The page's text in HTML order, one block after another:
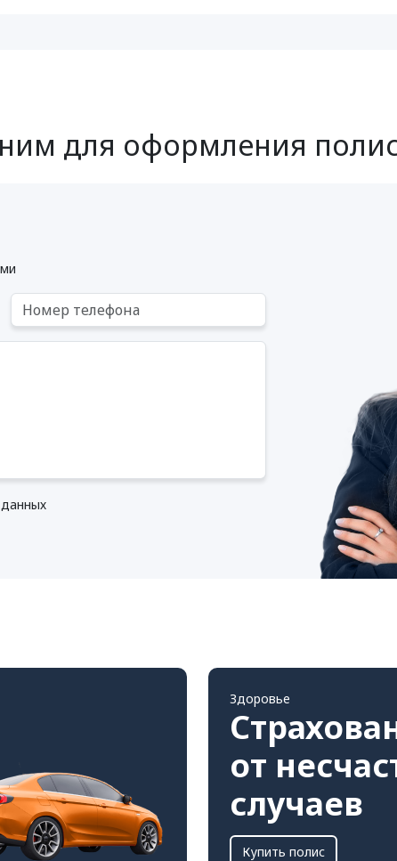
для оформления
Здоровье
от
случаев
Купить полис